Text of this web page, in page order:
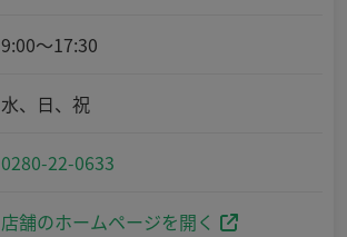
9:00～17:30
水、日、祝
0280-22-0633
店舗のホームページを開く